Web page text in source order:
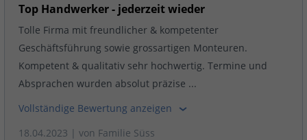
Top Handwerker - jederzeit wieder
Tolle Firma mit freundlicher & kompetenter
Geschäftsführung sowie grossartigen Monteuren.
Kompetent & qualitativ sehr hochwertig. Termine und
Absprachen wurden absolut präzise ...
Vollständige Bewertung anzeigen
18.04.2023 | von Familie Süss